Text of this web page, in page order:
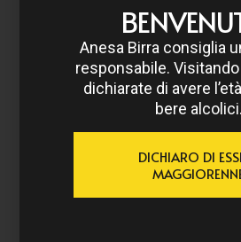
Anesa Birra consiglia
responsabile.
dichiarate di avere
bere alcolici.
DICHIARO DI